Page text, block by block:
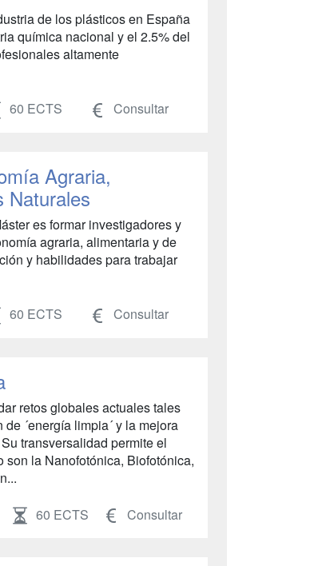
de los plásticos en España
química nacional y el 2.5% del
altamente
60 ECTS Consultar
Agraria,
Naturales
es formar investigadores y
agraria, alimentaria y de
y habilidades para trabajar
60 ECTS Consultar
retos globales actuales tales
´energía limpia´ y la mejora
transversalidad permite el
son la Nanofotónica, Biofotónica,
60 ECTS Consultar